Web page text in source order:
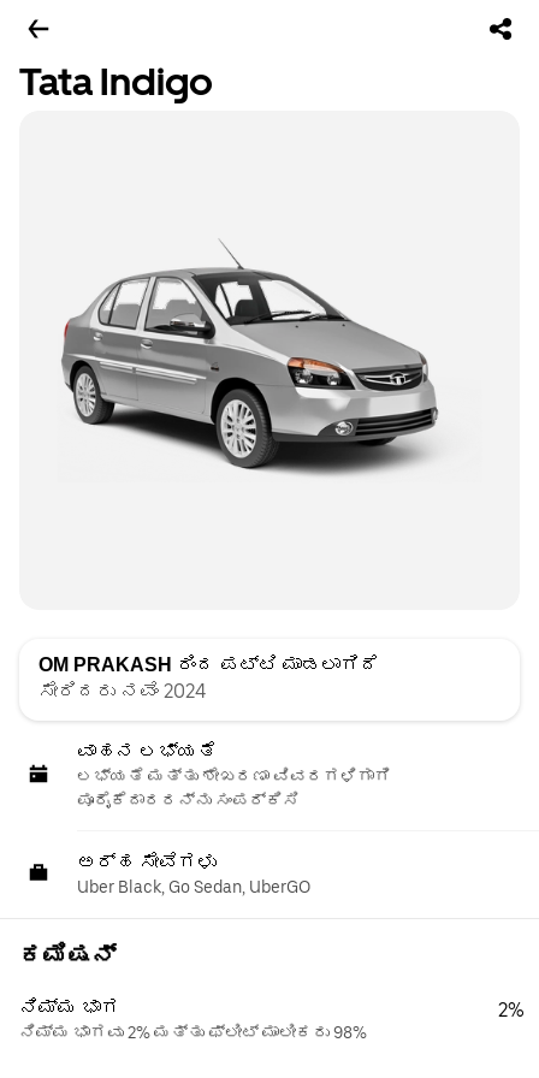
Tata Indigo
OM PRAKASH ರಿಂದ ಪಟ್ಟಿ ಮಾಡಲಾಗಿದೆ
ಸೇರಿದರು ನವೆಂ 2024
ವಾಹನ ಲಭ್ಯತೆ
ಲಭ್ಯತೆ ಮತ್ತು ಶೇಖರಣಾ ವಿವರಗಳಿಗಾಗಿ
ಪೂರೈಕೆದಾರರನ್ನು ಸಂಪರ್ಕಿಸಿ
ಅರ್ಹ ಸೇವೆಗಳು
Uber Black, Go Sedan, UberGO
ಕಮಿಷನ್
ನಿಮ್ಮ ಭಾಗ
ನಿಮ್ಮ ಭಾಗವು 2% ಮತ್ತು ಫ್ಲೀಟ್ ಮಾಲೀಕರು 98%
2%